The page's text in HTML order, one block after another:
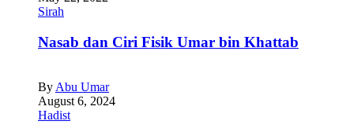
Sirah
Nasab dan Ciri Fisik Umar bin Khattab
By Abu Umar
August 6, 2024
Hadist